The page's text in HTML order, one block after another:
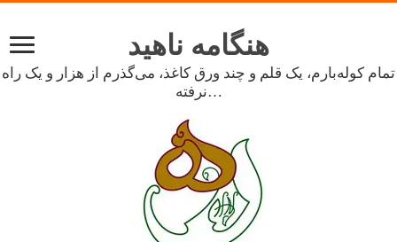
هنگامه ناهید
تمام کوله‌بارم، یک قلم و چند ورق کاغذ، می‌گذرم از هزار و یک راه
نرفته…